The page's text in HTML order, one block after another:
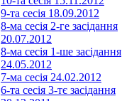
9-та сесія 18.09.2012
8-ма сесія 2-ге засідання
20.07.2012
8-ма сесія 1-ше засідання
24.05.2012
7-ма сесія 24.02.2012
6-та сесія 3-тє засідання